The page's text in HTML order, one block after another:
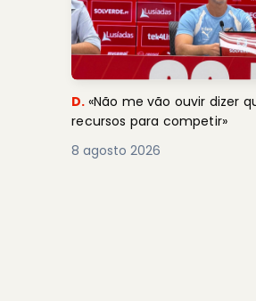
D. «Não me vão ouvir dizer
recursos para competir»
8 agosto 2026